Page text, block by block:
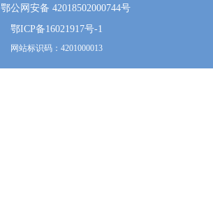
鄂公网安备 42018502000744号
鄂ICP备16021917号-1
网站标识码：4201000013